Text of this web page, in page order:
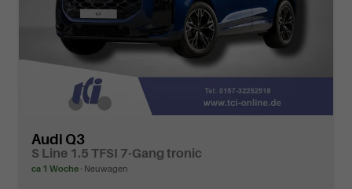
Audi Q3
S Line 1.5 TFSI 7-Gang tronic
ca 1 Woche Neuwagen